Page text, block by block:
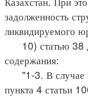
задолженность
ликвидируемого
10) статью 38
содержания:
"1-3. В случае
пункта 4 статьи